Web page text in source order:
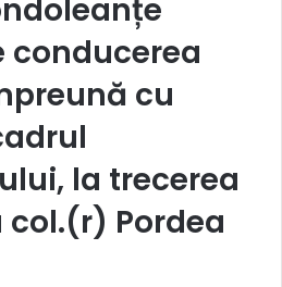
conducerea
cu
la trecerea
Pordea